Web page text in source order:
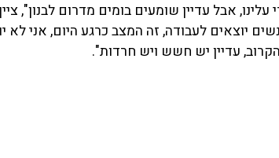
אבל עדיין שומעים בומים מדרום לבנון",
יוצאים לעבודה, זה המצב כרגע היום, אני לא
עדיין יש חשש ויש חרדות".